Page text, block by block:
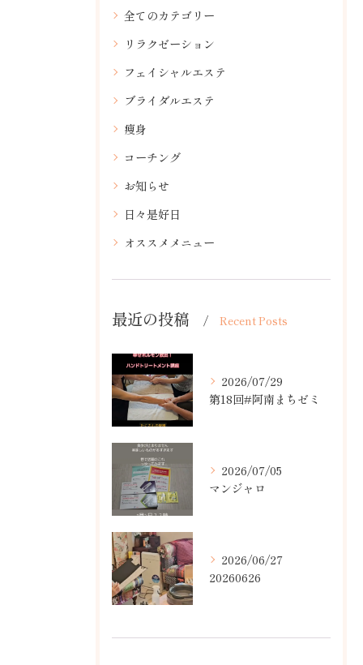
全てのカテゴリー
リラクゼーション
フェイシャルエステ
ブライダルエステ
痩身
コーチング
お知らせ
日々是好日
オススメメニュー
最近の投稿 Recent Posts
2026/07/29
第18回#阿南まちゼミ
2026/07/05
マンジャロ
2026/06/27
20260626